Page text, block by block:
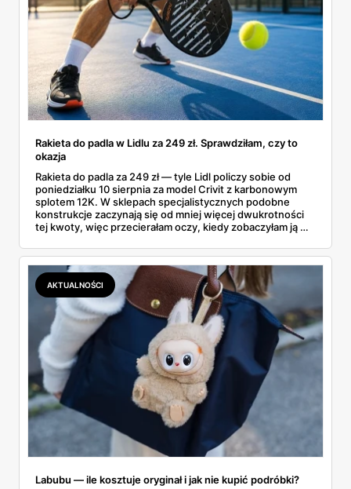
Rakieta do padla w Lidlu za 249 zł. Sprawdziłam, czy to
okazja
Rakieta do padla za 249 zł — tyle Lidl policzy sobie od
poniedziałku 10 sierpnia za model Crivit z karbonowym
splotem 12K. W sklepach specjalistycznych podobne
konstrukcje zaczynają się od mniej więcej dwukrotności
tej kwoty, więc przecierałam oczy, kiedy zobaczyłam ją w
najszybciej rosnący sport w Polsce: kortów przybywa
lawinowo, a chętnych jeszcze szybciej. Sprawdziłam, co
dokładnie dostajemy za te pieniądze i komu taka rakieta
faktycznie wystarczy.
AKTUALNOŚCI
Labubu — ile kosztuje oryginał i jak nie kupić podróbki?